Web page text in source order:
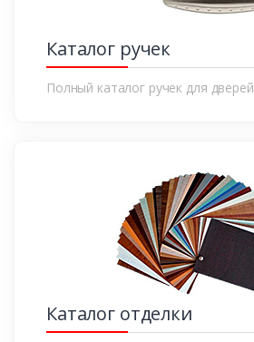
Каталог ручек
Полный каталог ручек для дверей
Каталог отделки